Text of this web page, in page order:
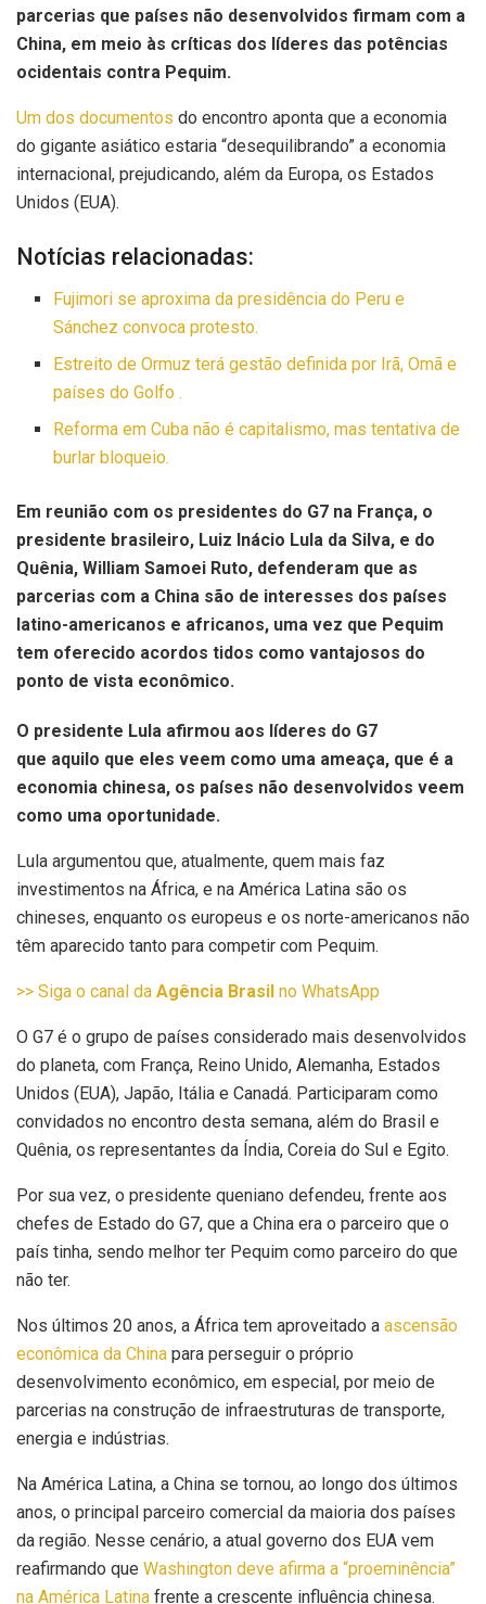
parcerias que países não desenvolvidos firmam com a
China, em meio às críticas dos líderes das potências
ocidentais contra Pequim.
Um dos documentos do encontro aponta que a economia
do gigante asiático estaria “desequilibrando” a economia
internacional, prejudicando, além da Europa, os Estados
Unidos (EUA).
Notícias relacionadas:
Fujimori se aproxima da presidência do Peru e
Sánchez convoca protesto.
Estreito de Ormuz terá gestão definida por Irã, Omã e
países do Golfo .
Reforma em Cuba não é capitalismo, mas tentativa de
burlar bloqueio.
Em reunião com os presidentes do G7 na França, o
presidente brasileiro, Luiz Inácio Lula da Silva, e do
Quênia, William Samoei Ruto, defenderam que as
parcerias com a China são de interesses dos países
latino-americanos e africanos, uma vez que Pequim
tem oferecido acordos tidos como vantajosos do
ponto de vista econômico.
O presidente Lula afirmou aos líderes do G7
que aquilo que eles veem como uma ameaça, que é a
economia chinesa, os países não desenvolvidos veem
como uma oportunidade.
Lula argumentou que, atualmente, quem mais faz
investimentos na África, e na América Latina são os
chineses, enquanto os europeus e os norte-americanos não
têm aparecido tanto para competir com Pequim.
>> Siga o canal da Agência Brasil no WhatsApp
O G7 é o grupo de países considerado mais desenvolvidos
do planeta, com França, Reino Unido, Alemanha, Estados
Unidos (EUA), Japão, Itália e Canadá. Participaram como
convidados no encontro desta semana, além do Brasil e
Quênia, os representantes da Índia, Coreia do Sul e Egito.
Por sua vez, o presidente queniano defendeu, frente aos
chefes de Estado do G7, que a China era o parceiro que o
país tinha, sendo melhor ter Pequim como parceiro do que
não ter.
Nos últimos 20 anos, a África tem aproveitado a ascensão
econômica da China para perseguir o próprio
desenvolvimento econômico, em especial, por meio de
parcerias na construção de infraestruturas de transporte,
energia e indústrias.
Na América Latina, a China se tornou, ao longo dos últimos
anos, o principal parceiro comercial da maioria dos países
da região. Nesse cenário, a atual governo dos EUA vem
reafirmando que Washington deve afirma a “proeminência”
na América Latina frente a crescente influência chinesa.